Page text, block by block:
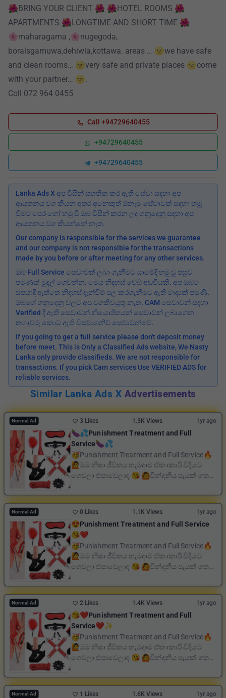
🌺BRING YOUR CLIENT 🌺 🌺HOTEL ROOMS 🌺
APARTMENTS 🌺LONGTIME AND SHORT TIME 🌺
🌸maharagama ,🌸nugegoda,
boralsgamuwa,dehiwla,kottawa. areas … 🌝we have safe
and clean rooms… 🌝very safe and private places 🌝come
with your partner… 🌝.
Coll 072 964 0455
Call +94729640455
+94729640455
+94729640455
Lanka Ads X අප විසින් සහතික කර ඇති සේවා සදහා අප
ආයතනය වග කියන අතර අනෙකුත් ඕනෑම සේවාවක් සදහා හමු
වීමට පෙර හෝ හමු වී ඔබ විසින් කරන ලද ගනුදෙනු සදහා අප
ආයතනය වග කියන්නේ නැත.
Our company is responsible for the services we guarantee
and our company is not responsible for the transactions
made by you before or after meeting for any other services.
ඔබ Full Service සෙවාවක් ලබා ගැනීමට යාමේදී හමු වු පසුව
පමණක් මුදල් ගෙවන්න. මෙය නිදහස් වෙබ් අඩවියකි. අප ඔබට
සපයාදී ඇත්තෙ නිදහස් දැන්වීම් පල කරගැනීමට ඇති මාද්‍යක් පමණි.
ඔබගේ ගනුදෙනු වලට අප වගකිවයුතු නැත. CAM සෙවාවන් සදහා
Verified දී ඇති සෙවාවන් නියොජිතයන් සෙවාවන් ලබාගෙන
තහාවුරු කොට ඇති විස්වාශනීව සෙවාවන්වෙ.
If you going to get a full service please don't deposit money
before meet. This is Only a Classified Ads website, We Nasty
Lanka only provide classifieds. We are not responsible for
transactions. If you pick Cam services Use VERIFIED ADS for
reliable services.
Similar Lanka Ads X Advertisements
Normal Ad 3 Likes 1.3K Views 1yr ago
🍆💦Punishment Treatment and Full
Service🍆💦
🥳Punishment Treatment and Full Service🔥
🙋මම නීෂා ජීවිතය හැමදාම ඒකාකාරී විදියට
ගෙවලා එපාවෙලාද 😘 🙆වින්දනීය පැයක් ගත
Normal Ad 0 Likes 1.1K Views 1yr ago
😍Punishment Treatment and Full Service
😘❤️
🥳Punishment Treatment and Full Service🔥
🙋මම නීෂා ජීවිතය හැමදාම ඒකාකාරී විදියට
ගෙවලා එපාවෙලාද 😘 🙆වින්දනීය පැයක් ගත
Normal Ad 2 Likes 1.4K Views 1yr ago
😘❤️Punishment Treatment and Full
Service❤️✨
🥳Punishment Treatment and Full Service🔥
🙋මම නීෂා ජීවිතය හැමදාම ඒකාකාරී විදියට
ගෙවලා එපාවෙලාද 😘 🙆වින්දනීය පැයක් ගත
Normal Ad 1 Likes 1.6K Views 1yr ago